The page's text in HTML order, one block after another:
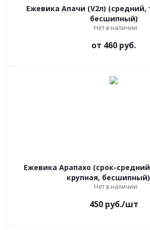
Ежевика Апачи (V2л)
бесшипный)
Нет в наличии
от 460 руб.
Ежевика Арапахо (срок-
крупная,
Нет в наличии
450руб./шт